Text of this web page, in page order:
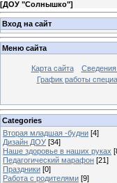
[ДОУ "Солнышко"]
Вход на сайт
Меню сайта
Карта сайта Сведения
График работы
Categories
Вторая младшая -будни [4]
Дизайн ДОУ [34]
Наше здоровье в наших руках
Педагогический марафон [21]
Праздники [0]
Работа с родителями [9]